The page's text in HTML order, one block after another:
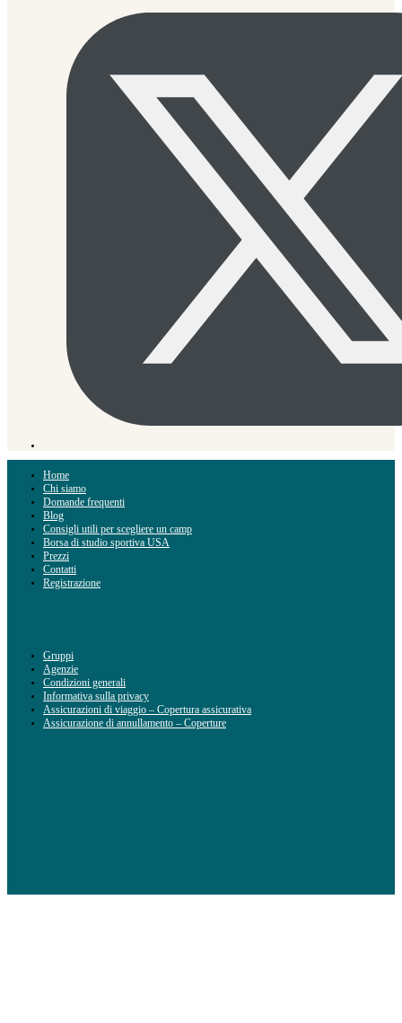
Home
Chi siamo
Domande frequenti
Blog
Consigli utili per scegliere un camp
Borsa di studio sportiva USA
Prezzi
Contatti
Registrazione
Gruppi
Agenzie
Condizioni generali
Informativa sulla privacy
Assicurazioni di viaggio – Copertura assicurativa
Assicurazione di annullamento – Coperture